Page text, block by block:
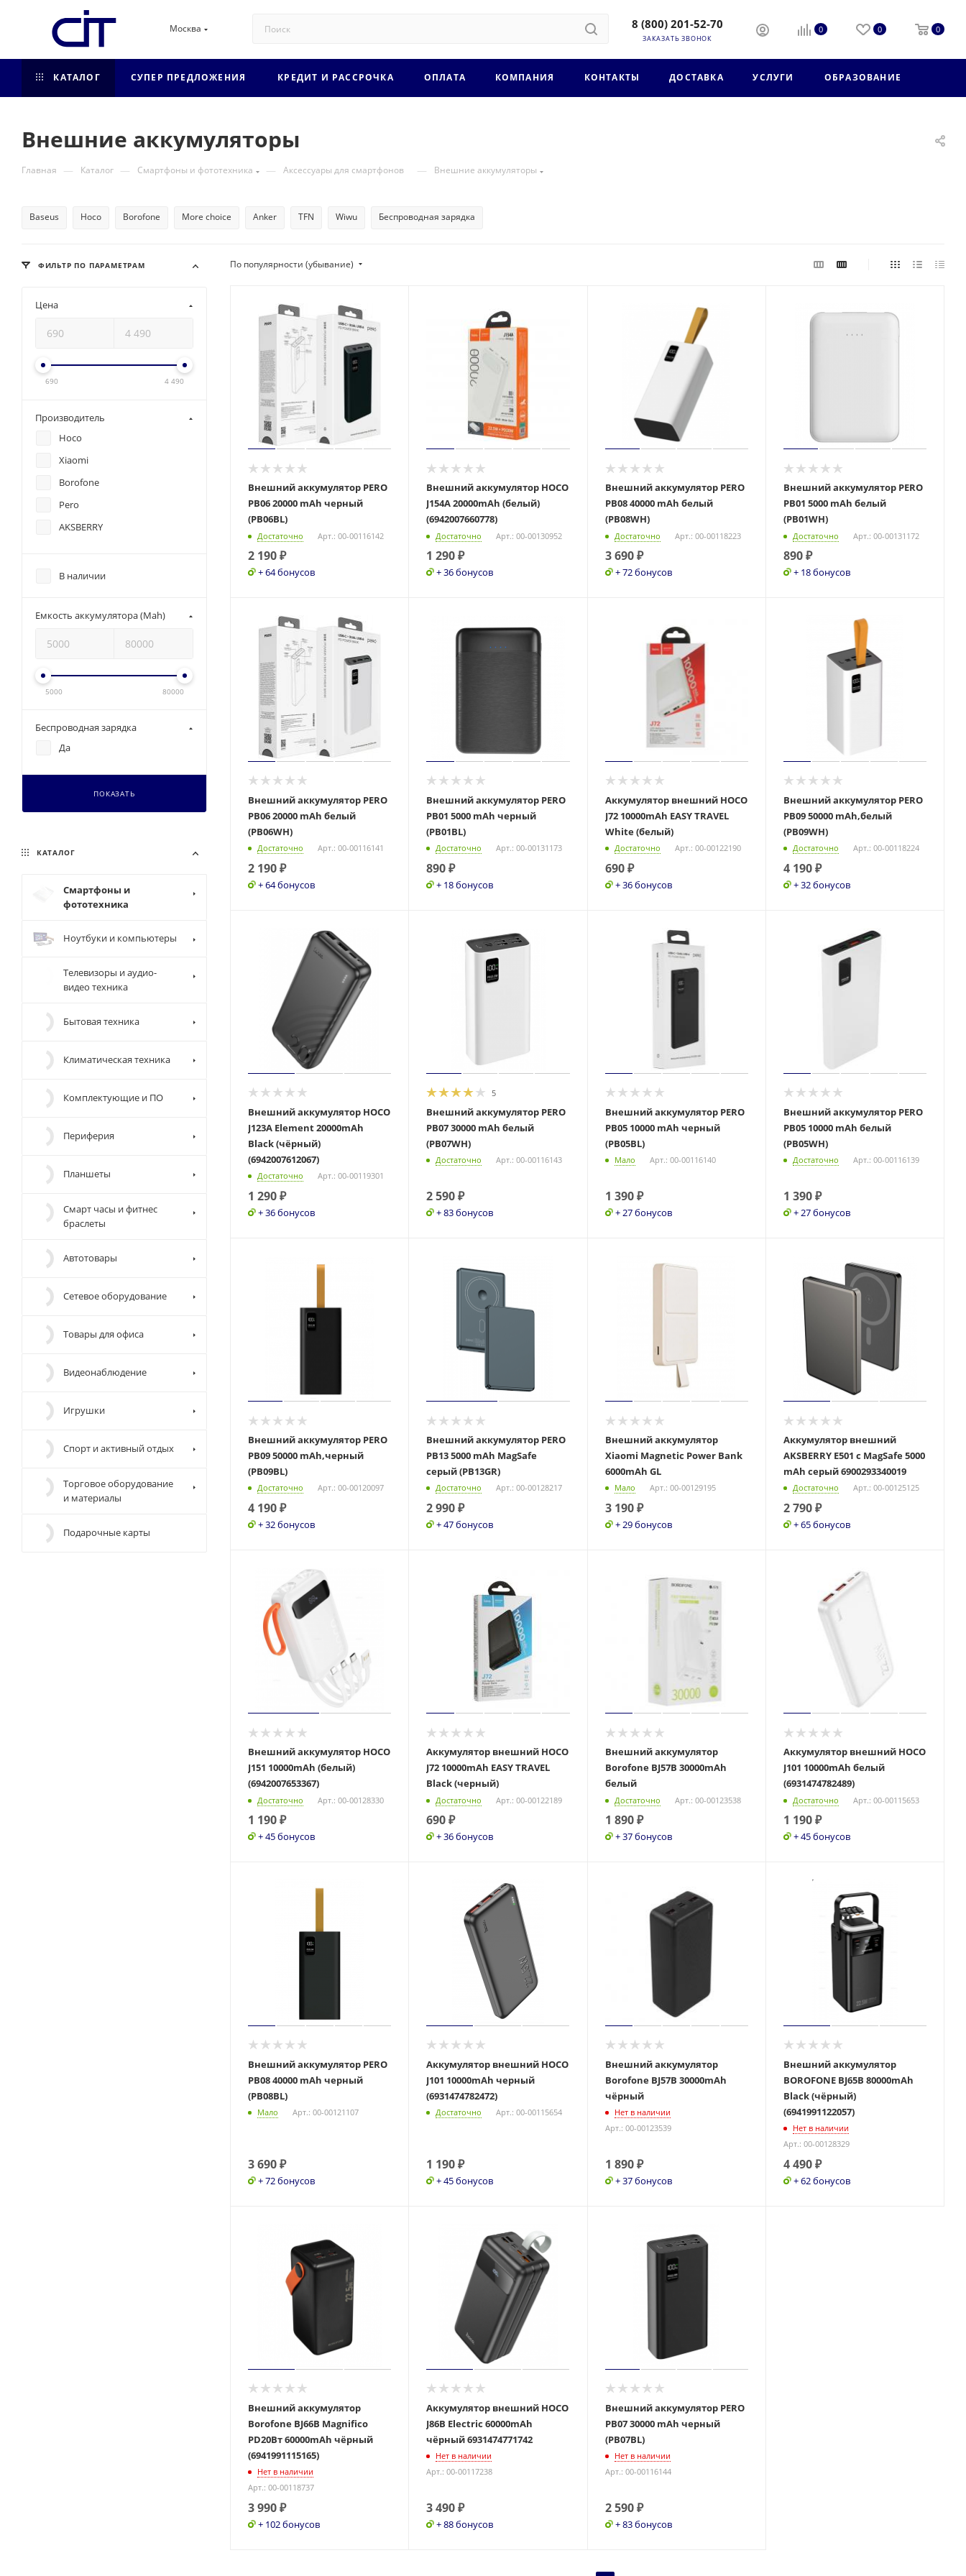
Москва 8 (800) 201-52-70
ЗАКАЗАТЬ ЗВОНОК
0 0 0
КАТАЛОГ СУПЕР ПРЕДЛОЖЕНИЯ КРЕДИТ И РАССРОЧКА ОПЛАТА КОМПАНИЯ КОНТАКТЫ ДОСТАВКА УСЛУГИ ОБРАЗОВАНИЕ
Внешние аккумуляторы
Главная — Каталог — Смартфоны и фототехника — Аксессуары для смартфонов — Внешние аккумуляторы
Baseus Hoco Borofone More choice Anker TFN Wiwu Беспроводная зарядка
По популярности (убывание)
Внешний аккумулятор PERO
PB06 20000 mAh черный
(PB06BL)
Достаточно Арт.: 00-00116142
2 190₽
+ 64 бонусов
Внешний аккумулятор HOCO
J154A 20000mAh (белый)
(6942007660778)
Достаточно Арт.: 00-00130952
1 290₽
+ 36 бонусов
Внешний аккумулятор PERO
PB08 40000 mAh белый
(PB08WH)
Достаточно Арт.: 00-00118223
3 690₽
+ 72 бонусов
Внешний аккумулятор PERO
PB01 5000 mAh белый
(PB01WH)
Достаточно Арт.: 00-00131172
890₽
+ 18 бонусов
Внешний аккумулятор PERO
PB06 20000 mAh белый
(PB06WH)
Достаточно Арт.: 00-00116141
2 190₽
+ 64 бонусов
Внешний аккумулятор PERO
PB01 5000 mAh черный
(PB01BL)
Достаточно Арт.: 00-00131173
890₽
+ 18 бонусов
Аккумулятор внешний HOCO
J72 10000mAh EASY TRAVEL
White (белый)
Достаточно Арт.: 00-00122190
690₽
+ 36 бонусов
Внешний аккумулятор PERO
PB09 50000 mAh,белый
(PB09WH)
Достаточно Арт.: 00-00118224
4 190₽
+ 32 бонусов
Внешний аккумулятор HOCO
J123A Element 20000mAh
Black (чёрный)
(6942007612067)
Достаточно Арт.: 00-00119301
1 290₽
+ 36 бонусов
5
Внешний аккумулятор PERO
PB07 30000 mAh белый
(PB07WH)
Достаточно Арт.: 00-00116143
2 590₽
+ 83 бонусов
Внешний аккумулятор PERO
PB05 10000 mAh черный
(PB05BL)
Мало Арт.: 00-00116140
1 390₽
+ 27 бонусов
Внешний аккумулятор PERO
PB05 10000 mAh белый
(PB05WH)
Достаточно Арт.: 00-00116139
1 390₽
+ 27 бонусов
Внешний аккумулятор PERO
PB09 50000 mAh,черный
(PB09BL)
Достаточно Арт.: 00-00120097
4 190₽
+ 32 бонусов
Внешний аккумулятор PERO
PB13 5000 mAh MagSafe
серый (PB13GR)
Достаточно Арт.: 00-00128217
2 990₽
+ 47 бонусов
Внешний аккумулятор
Xiaomi Magnetic Power Bank
6000mAh GL
Мало Арт.: 00-00129195
3 190₽
+ 29 бонусов
Аккумулятор внешний
AKSBERRY E501 с MagSafe 5000
mAh серый 6900293340019
Достаточно Арт.: 00-00125125
2 790₽
+ 65 бонусов
Внешний аккумулятор HOCO
J151 10000mAh (белый)
(6942007653367)
Достаточно Арт.: 00-00128330
1 190₽
+ 45 бонусов
Аккумулятор внешний HOCO
J72 10000mAh EASY TRAVEL
Black (черный)
Достаточно Арт.: 00-00122189
690₽
+ 36 бонусов
Внешний аккумулятор
Borofone BJ57B 30000mAh
белый
Достаточно Арт.: 00-00123538
1 890₽
+ 37 бонусов
Аккумулятор внешний HOCO
J101 10000mAh белый
(6931474782489)
Достаточно Арт.: 00-00115653
1 190₽
+ 45 бонусов
Внешний аккумулятор PERO
PB08 40000 mAh черный
(PB08BL)
Мало Арт.: 00-00121107
3 690₽
+ 72 бонусов
Аккумулятор внешний HOCO
J101 10000mAh черный
(6931474782472)
Достаточно Арт.: 00-00115654
1 190₽
+ 45 бонусов
Внешний аккумулятор
Borofone BJ57B 30000mAh
чёрный
Нет в наличии
Арт.: 00-00123539
1 890₽
+ 37 бонусов
Внешний аккумулятор
BOROFONE BJ65B 80000mAh
Black (чёрный)
(6941991122057)
Нет в наличии
Арт.: 00-00128329
4 490₽
+ 62 бонусов
Внешний аккумулятор
Borofone BJ66B Magnifico
PD20Вт 60000mAh чёрный
(6941991115165)
Нет в наличии
Арт.: 00-00118737
3 990₽
+ 102 бонусов
Аккумулятор внешний HOCO
J86B Electric 60000mAh
чёрный 6931474771742
Нет в наличии
Арт.: 00-00117238
3 490₽
+ 88 бонусов
Внешний аккумулятор PERO
PB07 30000 mAh черный
(PB07BL)
Нет в наличии
Арт.: 00-00116144
2 590₽
+ 83 бонусов
ФИЛЬТР ПО ПАРАМЕТРАМ
Цена
690 4 490
Производитель
Hoco
Xiaomi
Borofone
Pero
AKSBERRY
В наличии
Емкость аккумулятора (Mah)
5000 80000
Беспроводная зарядка
Да
ПОКАЗАТЬ
КАТАЛОГ
Смартфоны и
фототехника
Ноутбуки и компьютеры
Телевизоры и аудио-
видео техника
Бытовая техника
Климатическая техника
Комплектующие и ПО
Периферия
Планшеты
Смарт часы и фитнес
браслеты
Автотовары
Сетевое оборудование
Товары для офиса
Видеонаблюдение
Игрушки
Спорт и активный отдых
Торговое оборудование
и материалы
Подарочные карты